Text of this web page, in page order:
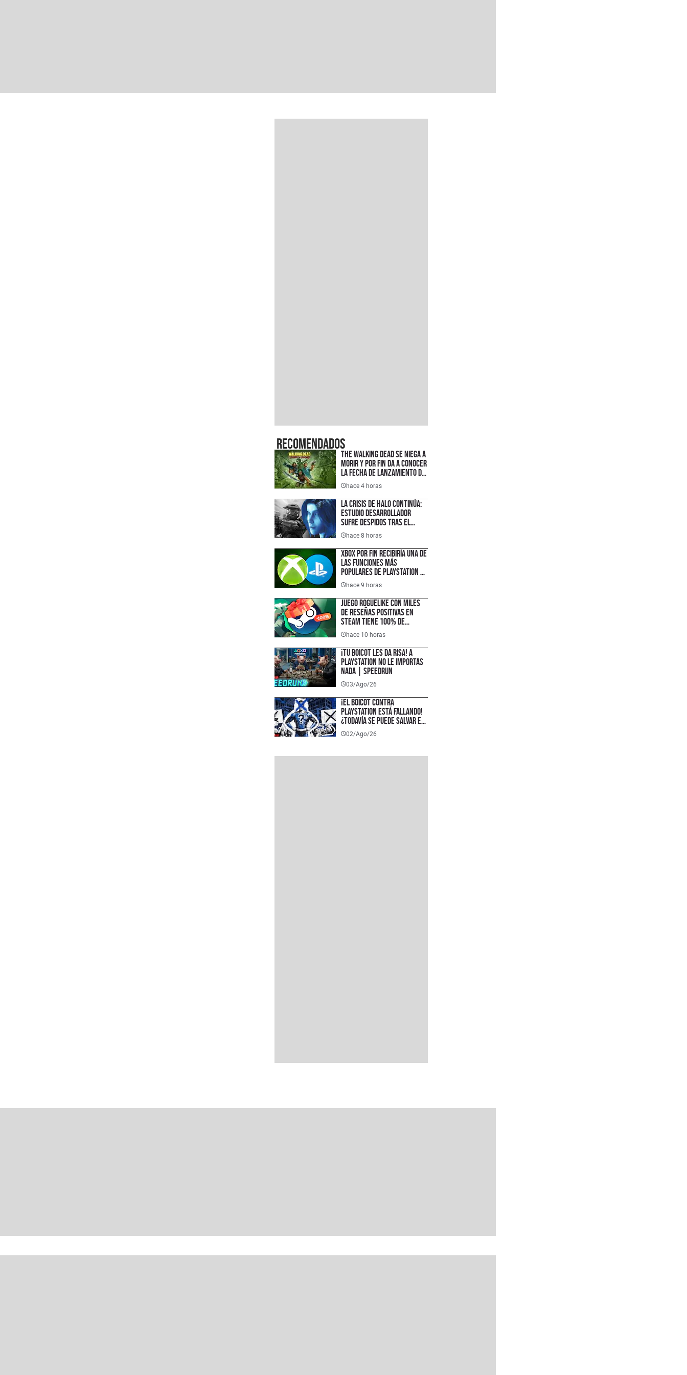
Recomendados
The Walking Dead se niega a
morir y por fin da a conocer
la fecha de lanzamiento de
su nuevo juego
hace 4 horas
La crisis de Halo continúa:
estudio desarrollador
sufre despidos tras el
fallido lanzamiento
multiplataforma de
Campaign Evolved
hace 8 horas
XBOX por fin recibiría una de
las funciones más
populares de PlayStation y
que los jugadores han
pedido durante años
hace 9 horas
Juego roguelike con miles
de reseñas positivas en
Steam tiene 100% de
descuento y está disponible
completamente gratis en
PC, justo a tiempo para el
lanzamiento de su secuela
hace 10 horas
¡TU BOICOT LES DA RISA! A
PlayStation no le importas
nada | SPEEDRUN
03/Ago/26
¡El boicot contra
PlayStation está fallando!
¿Todavía se puede salvar el
formato físico?
02/Ago/26